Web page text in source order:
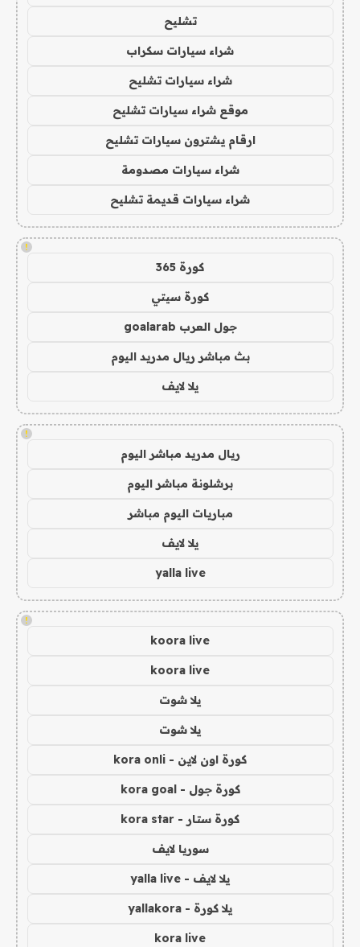
تشليح
شراء سيارات سكراب
شراء سيارات تشليح
موقع شراء سيارات تشليح
ارقام يشترون سيارات تشليح
شراء سيارات مصدومة
شراء سيارات قديمة تشليح
!
كورة 365
كورة سيتي
جول العرب goalarab
بث مباشر ريال مدريد اليوم
يلا لايف
!
ريال مدريد مباشر اليوم
برشلونة مباشر اليوم
مباريات اليوم مباشر
يلا لايف
yalla live
!
koora live
koora live
يلا شوت
يلا شوت
كورة اون لاين - kora onli
كورة جول - kora goal
كورة ستار - kora star
سوريا لايف
يلا لايف - yalla live
يلا كورة - yallakora
kora live